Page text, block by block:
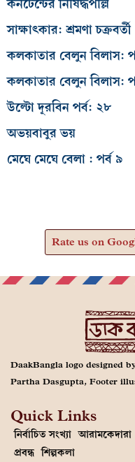
সাক্ষাৎকার: শ্রমণা চক্রবর্তী
কলকাতার বেলুন বিলাস:
কলকাতার বেলুন বিলাস:
উল্টো দূরবিন পর্ব: ২৮
অভয়বাবুর ভয়
মেঘে মেঘে বেলা : পর্ব ৯
Rate us on
DaakBangla logo designed
Partha Dasgupta, Footer
Quick Links
নির্বাচিত সংখ্যা আরামকেদারা
প্রবন্ধ শিল্পকলা